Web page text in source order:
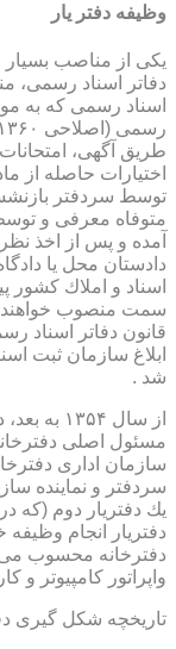
وظیفه دفتر یار
یكی از مناصب
دفاتر اسناد رسمی،
طریق آگهی،
توسط سردفتر
متوفاه معرفی و
آمده و پس از اخذ
دادستان محل یا
اسناد و املاك كشور
ابلاغ سازمان ثبت
شد .
از سال
مسئول اصلی
سازمان اداری
سردفتر و نماینده
یك دفتریار دوم (كه
دفتریار انجام وظیفه
دفترخانه محسوب می
واپراتور كامپیوتر و
تاریخچه شكل گیری